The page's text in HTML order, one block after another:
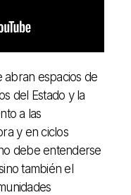
abran espacios de
del Estado y la
a las
y en ciclos
debe entenderse
también el